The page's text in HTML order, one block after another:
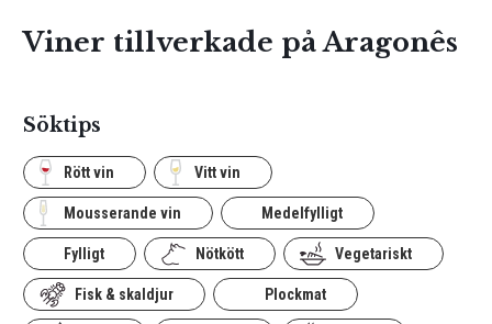
Viner tillverkade på Aragonês
Söktips
Rött vin Vitt vin
Mousserande vin Medelfylligt
Fylligt Nötkött Vegetariskt
Fisk & skaldjur Plockmat